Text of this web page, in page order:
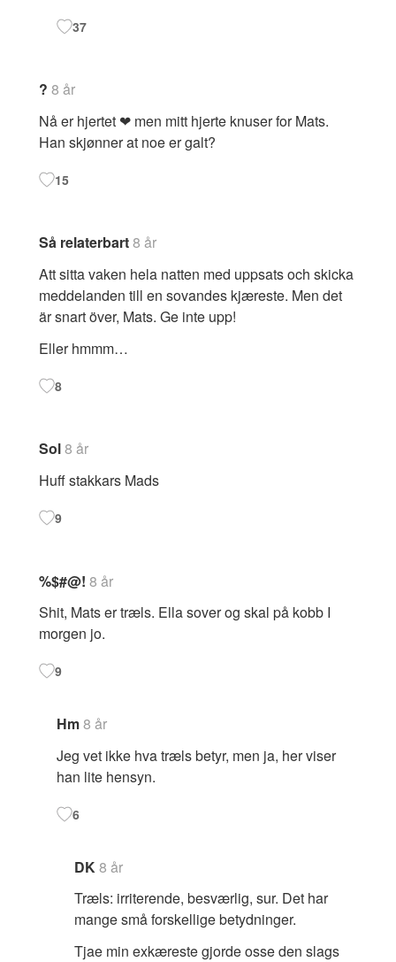
37
? 8 år
Nå er hjertet ❤ men mitt hjerte knuser for Mats.
Han skjønner at noe er galt?
15
Så relaterbart8 år
Att sitta vaken hela natten med uppsats och skicka
meddelanden till en sovandes kjæreste. Men det
är snart över, Mats. Ge inte upp!
Eller hmmm…
8
Sol8 år
Huff stakkars Mads
9
%$#@! 8 år
Shit, Mats er træls. Ella sover og skal på kobb I
morgen jo.
9
Hm8 år
Jeg vet ikke hva træls betyr, men ja, her viser
han lite hensyn.
6
DK 8 år
Træls: irriterende, besværlig, sur. Det har
mange små forskellige betydninger.
Tjae min exkæreste gjorde osse den slags